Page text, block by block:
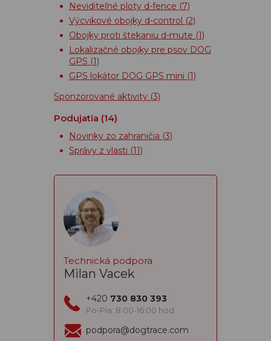
Neviditeľné ploty d-fence (7)
Výcvikové obojky d-control (2)
Obojky proti štekaniu d-mute (1)
Lokalizačné obojky pre psov DOG
GPS (1)
GPS lokátor DOG GPS mini (1)
Sponzorované aktivity (3)
Podujatia (14)
Novinky zo zahraničia (3)
Správy z vlasti (11)
Technická podpora
Milan Vacek
+420 730 830 393
Po-Pia: 8:00-16:00 hod
podpora@dogtrace.com